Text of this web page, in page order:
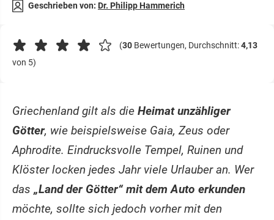
Geschrieben von: Dr. Philipp Hammerich
(30 Bewertungen, Durchschnitt:4,13
von 5)
Griechenland gilt als die Heimat unzähliger
Götter, wie beispielsweise Gaia, Zeus oder
Aphrodite. Eindrucksvolle Tempel, Ruinen und
Klöster locken jedes Jahr viele Urlauber an. Wer
das „Land der Götter“ mit dem Auto erkunden
möchte, sollte sich jedoch vorher mit den